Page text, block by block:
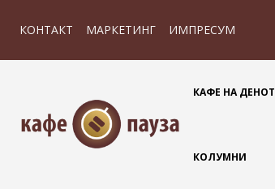
КОНТАКТ МАРКЕТИНГ ИМПРЕСУМ
КАФЕ НА ДЕНОТ
КОЛУМНИ